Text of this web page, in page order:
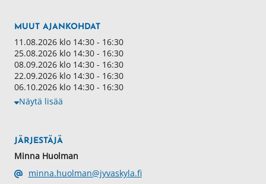
MUUT AJANKOHDAT
11.08.2026 klo 14:30 - 16:30
25.08.2026 klo 14:30 - 16:30
08.09.2026 klo 14:30 - 16:30
22.09.2026 klo 14:30 - 16:30
06.10.2026 klo 14:30 - 16:30
Näytä lisää
JÄRJESTÄJÄ
Minna Huolman
minna.huolman@jyvaskyla.fi